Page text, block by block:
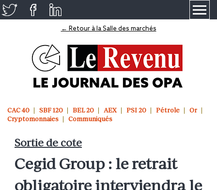
← Retour à la Salle des marchés
CAC 40 SBF 120 BEL 20 AEX PSI 20 Pétrole
Or
Cryptomonnaies
Communiqués
Sortie de cote
Cegid Group : le retrait
obligatoire interviendra le